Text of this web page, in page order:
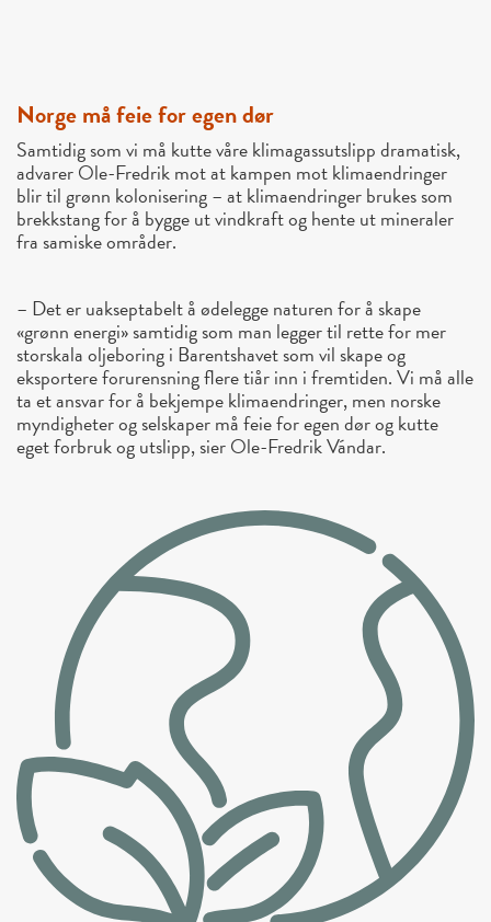
Norge må feie for egen dør
Samtidig som vi må kutte våre klimagassutslipp dramatisk,
advarer Ole-Fredrik mot at kampen mot klimaendringer
blir til grønn kolonisering – at klimaendringer brukes som
brekkstang for å bygge ut vindkraft og hente ut mineraler
fra samiske områder.
– Det er uakseptabelt å ødelegge naturen for å skape
«grønn energi» samtidig som man legger til rette for mer
storskala oljeboring i Barentshavet som vil skape og
eksportere forurensning flere tiår inn i fremtiden. Vi må alle
ta et ansvar for å bekjempe klimaendringer, men norske
myndigheter og selskaper må feie for egen dør og kutte
eget forbruk og utslipp, sier Ole-Fredrik Vándar.